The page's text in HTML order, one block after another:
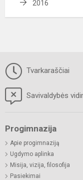
2016
Tvarkaraščiai
Savivaldybės
Progimnazija
Apie progimnaziją
Ugdymo aplinka
Misija, vizija, filosofija
Pasiekimai